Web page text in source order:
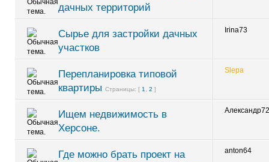
дачных территорий
Сырье для застройки дачных
участков
Irina73
Перепланировка типовой
квартиры Страницы: [ 1 2 ]
Slepa
Ищем недвижимость в
Херсоне.
Где можно брать проект на
anton64